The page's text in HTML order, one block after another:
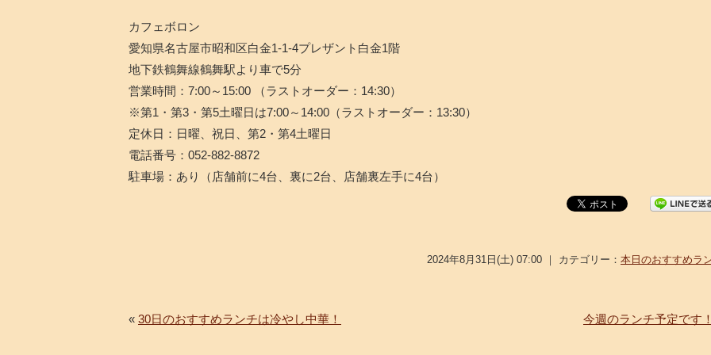
カフェボロン
愛知県名古屋市昭和区白金1-1-4プレザント白金1階
地下鉄鶴舞線鶴舞駅より車で5分
営業時間：7:00～15:00 （ラストオーダー：14:30）
※第1・第3・第5土曜日は7:00～14:00（ラストオーダー：13:30）
定休日：日曜、祝日、第2・第4土曜日
電話番号：052-882-8872
駐車場：あり（店舗前に4台、裏に2台、店舗裏左手に4台）
2024年8月31日(土) 07:00 ｜ カテゴリー： 本日のおすすめラ
« 30日のおすすめランチは冷やし中華！ 今週のランチ予定です！